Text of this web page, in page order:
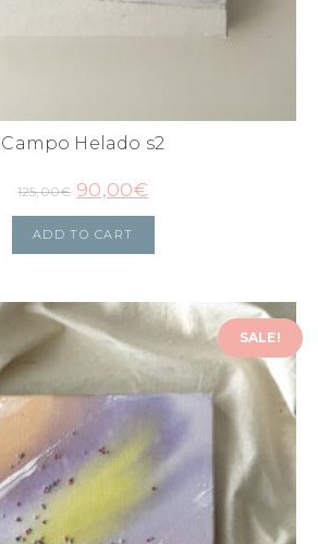
Campo Helado s2
125,00€ 90,00€
ADD TO CART
SALE!